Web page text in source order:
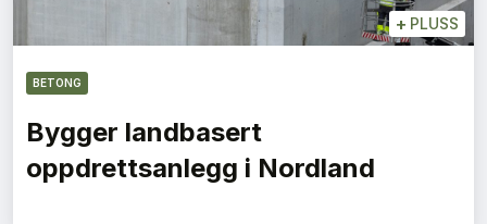
+ PLUSS
BETONG
Bygger landbasert
oppdrettsanlegg i Nordland